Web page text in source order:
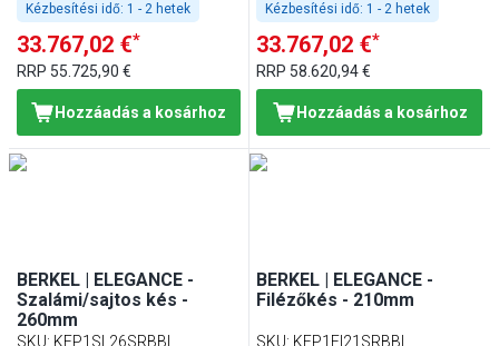
Kézbesítési idő: 1 - 2 hetek
33.767,02 €*
RRP 55.725,90 €
Hozzáadás a kosárhoz
Kézbesítési idő: 1 - 2 hetek
33.767,02 €*
RRP 58.620,94 €
Hozzáadás a kosárhoz
BERKEL | ELEGANCE -
Szalámi/sajtos kés -
260mm
SKU: KEP1SL26SRBBL
BERKEL | ELEGANCE -
Filézőkés - 210mm
SKU: KEP1FI21SRBBL